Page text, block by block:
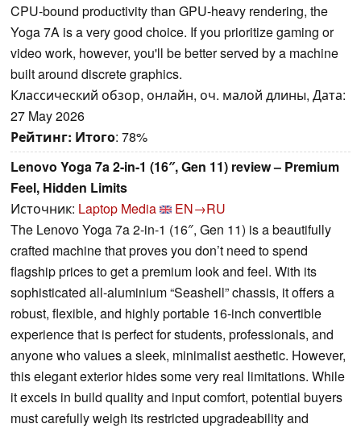
CPU-bound productivity than GPU-heavy rendering, the
Yoga 7A is a very good choice. If you prioritize gaming or
video work, however, you'll be better served by a machine
built around discrete graphics.
Классический обзор, онлайн, оч. малой длины, Дата:
27 May 2026
Рейтинг: Итого: 78%
Lenovo Yoga 7a 2-in-1 (16″, Gen 11) review – Premium
Feel, Hidden Limits
Источник: Laptop Media
EN→RU
The Lenovo Yoga 7a 2-in-1 (16″, Gen 11) is a beautifully
crafted machine that proves you don’t need to spend
flagship prices to get a premium look and feel. With its
sophisticated all-aluminium “Seashell” chassis, it offers a
robust, flexible, and highly portable 16-inch convertible
experience that is perfect for students, professionals, and
anyone who values a sleek, minimalist aesthetic. However,
this elegant exterior hides some very real limitations. While
it excels in build quality and input comfort, potential buyers
must carefully weigh its restricted upgradeability and